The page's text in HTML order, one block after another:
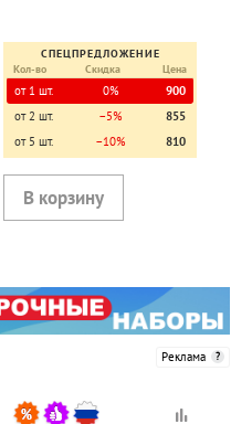
СПЕЦПРЕДЛОЖЕНИЕ
Кол-во
Скидка Цена
от 1 шт. 0%
900
от 2 шт.
−5%
855
от 5 шт.
−10% 810
Реклама